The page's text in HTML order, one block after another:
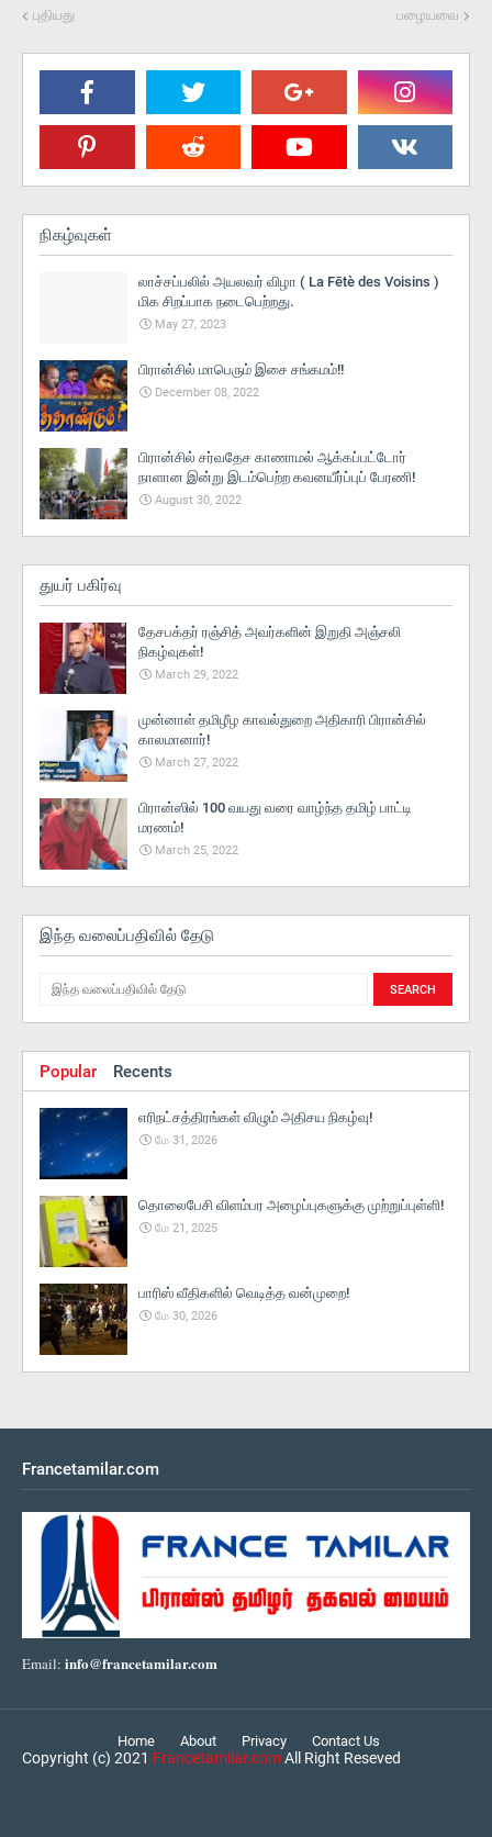
புதியது பழையவை
நிகழ்வுகள்
லாச்சப்பலில் அயலவர் விழா ( La Fētè des Voisins )
மிக சிறப்பாக நடைபெற்றது.
May 27, 2023
பிரான்சில் மாபெரும் இசை சங்கமம்!!
December 08, 2022
பிரான்சில் சர்வதேச காணாமல் ஆக்கப்பட்டோர்
நாளான இன்று இடம்பெற்ற கவனயீர்ப்புப் பேரணி!
August 30, 2022
துயர் பகிர்வு
தேசபக்தர் ரஞ்சித் அவர்களின் இறுதி அஞ்சலி
நிகழ்வுகள்!
March 29, 2022
முன்னாள் தமிழீழ காவல்துறை அதிகாரி பிரான்சில்
காலமானார்!
March 27, 2022
பிரான்ஸில் 100 வயது வரை வாழ்ந்த தமிழ் பாட்டி
மரணம்!
March 25, 2022
இந்த வலைப்பதிவில் தேடு
Popular Recents
எரிநட்சத்திரங்கள் விழும் அதிசய நிகழ்வு!
மே 31, 2026
தொலைபேசி விளம்பர அழைப்புகளுக்கு முற்றுப்புள்ளி!
மே 21, 2025
பாரிஸ் வீதிகளில் வெடித்த வன்முறை!
மே 30, 2026
Francetamilar.com
Email: info@francetamilar.com
Home About Privacy Contact Us
Copyright (c) 2021 Francetamilar.comAll Right Reseved